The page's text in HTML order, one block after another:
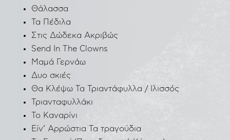
Θάλασσα
Τα Πέδιλα
Στις Δώδεκα Ακριβώς
Send In The Clowns
Μαμά Γερνάω
Δυο σκιές
Θα Κλέψω Τα Τριαντάφυλλα / Ιλισσός
Τριανταφυλλάκι
Το Καναρίνι
Είν’ Αρρώστια Τα τραγούδια